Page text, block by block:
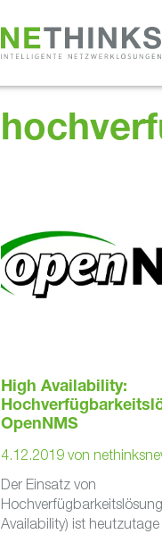
High Availability:
OpenNMS
4.12.2019 von
Der Einsatz von
Availability) ist